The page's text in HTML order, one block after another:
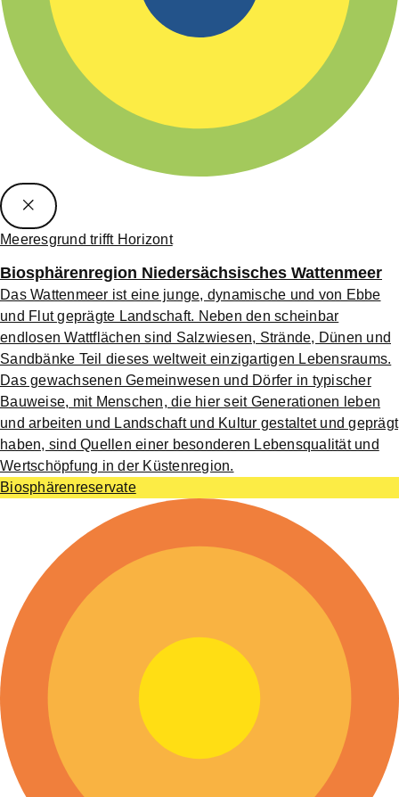
Meeresgrund trifft Horizont
Biosphärenregion Niedersächsisches Wattenmeer
Das Wattenmeer ist eine junge, dynamische und von Ebbe
und Flut geprägte Landschaft. Neben den scheinbar
endlosen Wattflächen sind Salzwiesen, Strände, Dünen und
Sandbänke Teil dieses weltweit einzigartigen Lebensraums.
Das gewachsenen Gemeinwesen und Dörfer in typischer
Bauweise, mit Menschen, die hier seit Generationen leben
und arbeiten und Landschaft und Kultur gestaltet und geprägt
haben, sind Quellen einer besonderen Lebensqualität und
Wertschöpfung in der Küstenregion.
Biosphärenreservate